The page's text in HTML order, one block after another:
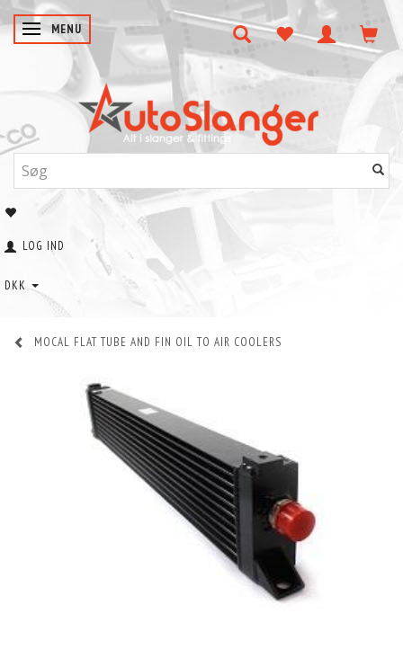
SKIFTE NAVIGATION
MENU
LOG IND
DKK
MOCAL FLAT TUBE AND FIN OIL TO AIR COOLERS